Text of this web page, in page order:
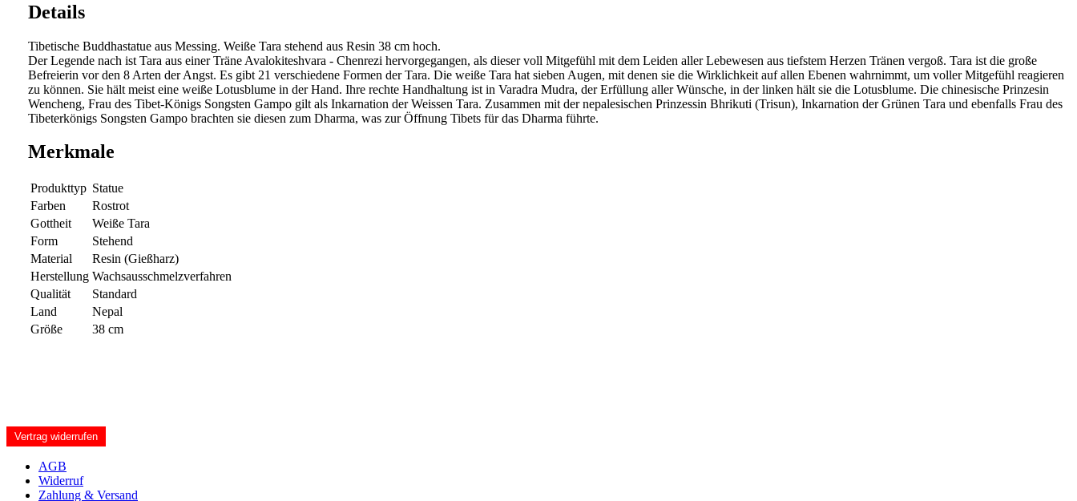
Details
Tibetische Buddhastatue aus Messing. Weiße Tara stehend aus Resin 38 cm hoch.
Der Legende nach ist Tara aus einer Träne Avalokiteshvara - Chenrezi hervorgegangen, als dieser voll Mitgefühl mit dem Leiden aller Lebewesen aus tiefstem Herzen Tränen vergoß. Tara ist die große
Befreierin vor den 8 Arten der Angst. Es gibt 21 verschiedene Formen der Tara. Die weiße Tara hat sieben Augen, mit denen sie die Wirklichkeit auf allen Ebenen wahrnimmt, um voller Mitgefühl reagieren
zu können. Sie hält meist eine weiße Lotusblume in der Hand. Ihre rechte Handhaltung ist in Varadra Mudra, der Erfüllung aller Wünsche, in der linken hält sie die Lotusblume. Die chinesische Prinzesin
Wencheng, Frau des Tibet-Königs Songsten Gampo gilt als Inkarnation der Weissen Tara. Zusammen mit der nepalesischen Prinzessin Bhrikuti (Trisun), Inkarnation der Grünen Tara und ebenfalls Frau des
Tibeterkönigs Songsten Gampo brachten sie diesen zum Dharma, was zur Öffnung Tibets für das Dharma führte.
Merkmale
Produkttyp Statue
Farben
Rostrot
Gottheit
Weiße Tara
Form
Stehend
Material
Resin (Gießharz)
Herstellung Wachsausschmelzverfahren
Qualität
Standard
Land
Nepal
Größe
38 cm
Vertrag widerrufen
AGB
Widerruf
Zahlung & Versand